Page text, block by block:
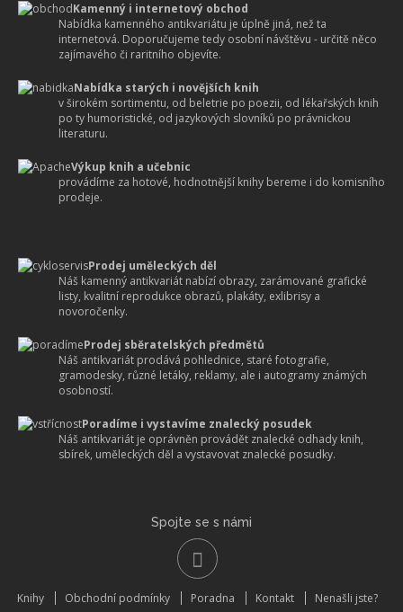
Kamenný i internetový obchod
Nabídka kamenného antikvariátu je úplně jiná, než ta
internetová. Doporučujeme tedy osobní návštěvu - určitě něco
zajímavého či raritního objevíte.
Nabídka starých i novějších knih
v širokém sortimentu, od beletrie po poezii, od lékařských knih
po ty humoristické, od jazykových slovníků po právnickou
literaturu.
Výkup knih a učebnic
provádíme za hotové, hodnotnější knihy bereme i do komisního
prodeje.
Prodej uměleckých děl
Náš kamenný antikvariát nabízí obrazy, zarámované grafické
listy, kvalitní reprodukce obrazů, plakáty, exlibrisy a
novoročenky.
Prodej sběratelských předmětů
Náš antikvariát prodává pohlednice, staré fotografie,
gramodesky, různé letáky, reklamy, ale i autogramy známých
osobností.
Poradíme i vystavíme znalecký posudek
Náš antikvariát je oprávněn provádět znalecké odhady knih,
sbírek, uměleckých děl a vystavovat znalecké posudky.
Spojte se s námi
Knihy Obchodní podmínky Poradna Kontakt Nenašli jste?